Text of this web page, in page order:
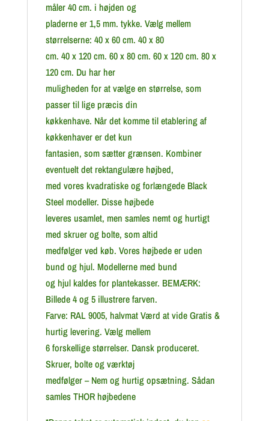
måler 40 cm. i højden og
pladerne er 1,5 mm. tykke. Vælg mellem
størrelserne: 40 x 60 cm. 40 x 80
cm. 40 x 120 cm. 60 x 80 cm. 60 x 120 cm. 80 x
120 cm. Du har her
muligheden for at vælge en størrelse, som
passer til lige præcis din
køkkenhave. Når det komme til etablering af
køkkenhaver er det kun
fantasien, som sætter grænsen. Kombiner
eventuelt det rektangulære højbed,
med vores kvadratiske og forlængede Black
Steel modeller. Disse højbede
leveres usamlet, men samles nemt og hurtigt
med skruer og bolte, som altid
medfølger ved køb. Vores højbede er uden
bund og hjul. Modellerne med bund
og hjul kaldes for plantekasser. BEMÆRK:
Billede 4 og 5 illustrere farven.
Farve: RAL 9005, halvmat Værd at vide Gratis &
hurtig levering. Vælg mellem
6 forskellige størrelser. Dansk produceret.
Skruer, bolte og værktøj
medfølger – Nem og hurtig opsætning. Sådan
samles THOR højbedene